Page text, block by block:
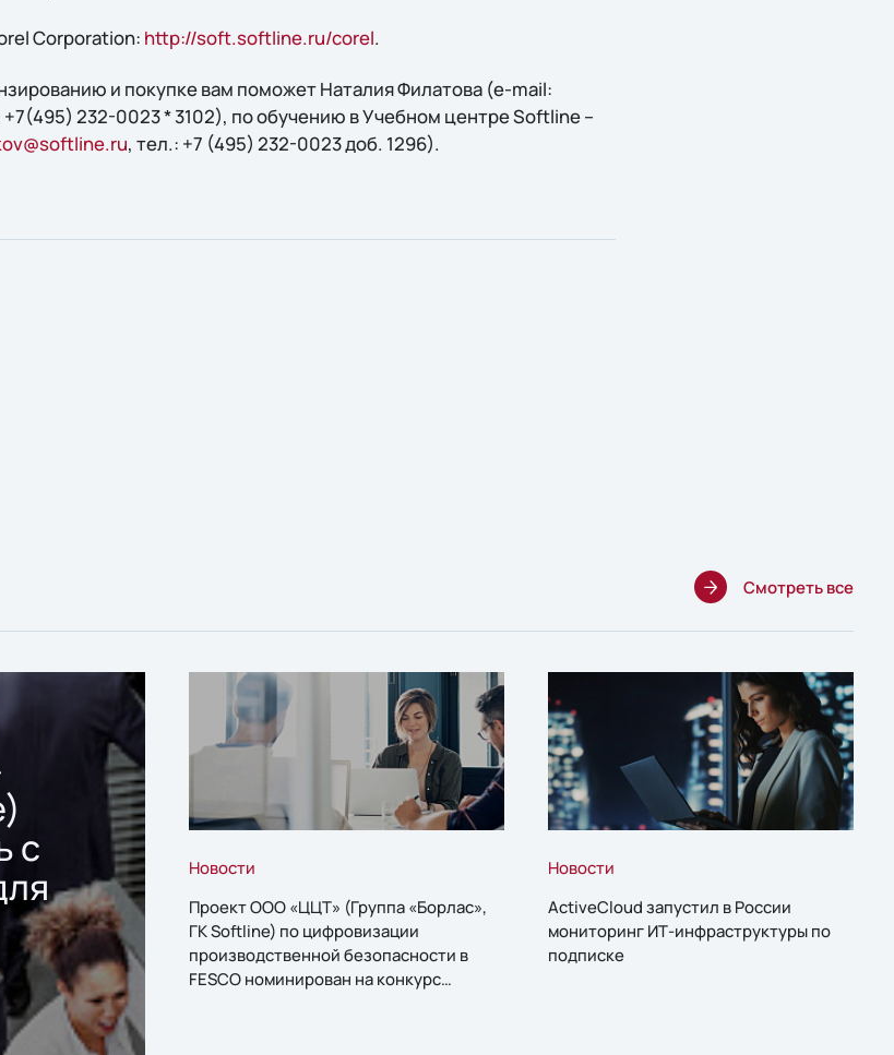
Corporation: http://soft.softline.ru/corel.
и покупке вам поможет Наталия Филатова (e-mail:
+7(495) 232-0023 * 3102), по обучению в Учебном центре Softline –
, тел.: +7 (495) 232-0023 доб. 1296).
Смотреть все
с
Новости
Проект ООО «ЦЦТ» (Группа «Борлас»,
ГК Softline) по цифровизации
производственной безопасности в
FESCO номинирован на конкурс
Новости
ActiveCloud запустил в России
мониторинг ИТ-инфраструктуры по
подписке